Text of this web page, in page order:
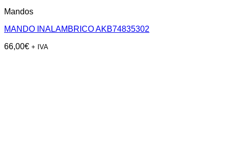
Mandos
MANDO INALAMBRICO AKB74835302
66,00€ + IVA